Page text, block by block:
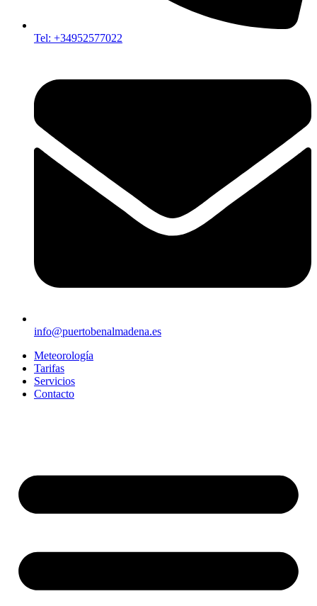
Tel: +34952577022
info@puertobenalmadena.es
Meteorología
Tarifas
Servicios
Contacto